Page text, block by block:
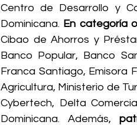
Centro de Desarrollo y
Dominicana. En categoría
Cibao de Ahorros y
Banco Popular, Banco
Franca Santiago, Emisora
Agricultura, Ministerio de
Cybertech, Delta
Dominicana. Además,